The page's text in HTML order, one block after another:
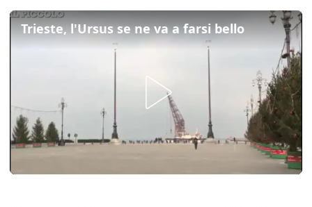
Trieste, l'Ursus se ne va a farsi bello